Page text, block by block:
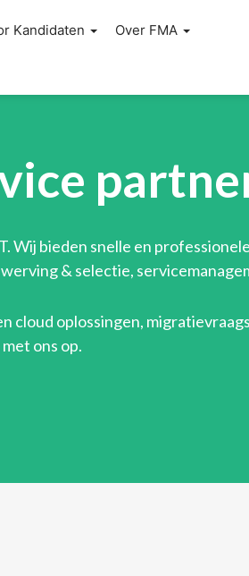
Kandidaten Over FMA
bieden snelle en
& selectie,
cloud oplossingen,
ons op.